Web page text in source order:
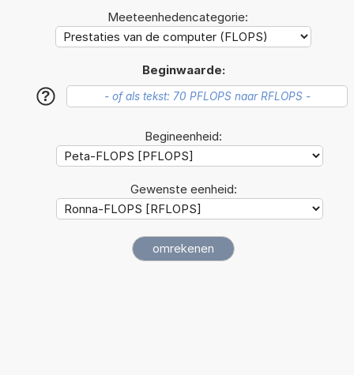
Meeteenhedencategorie:
Beginwaarde:
?
Begineenheid:
Gewenste eenheid: